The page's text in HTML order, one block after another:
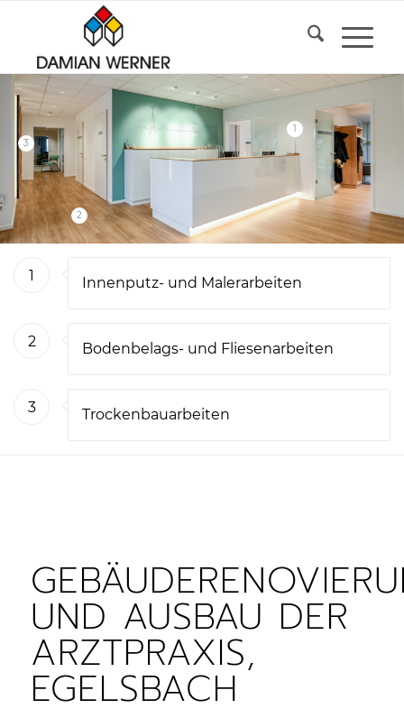
1
2
3
1 Innenputz- und Malerarbeiten
2 Bodenbelags- und Fliesenarbeiten
3 Trockenbauarbeiten
UND AUSBAU DER
ARZTPRAXIS,
EGELSBACH